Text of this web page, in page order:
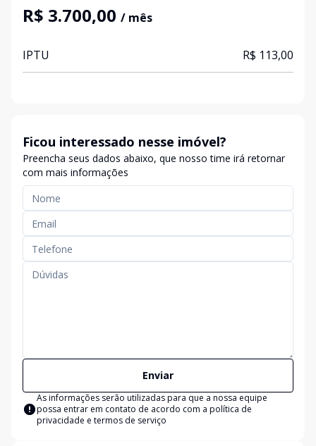
R$ 3.700,00 / mês
IPTU R$ 113,00
Ficou interessado nesse imóvel?
Preencha seus dados abaixo, que nosso time irá retornar
com mais informações
Enviar
As informações serão utilizadas para que a nossa equipe
possa entrar em contato de acordo com a política de
privacidade e termos de serviço